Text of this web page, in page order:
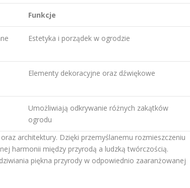
Funkcje
Estetyka i porządek w ogrodzie
Elementy dekoracyjne oraz dźwiękowe
Umożliwiają odkrywanie różnych zakątków
ogrodu
architektury. Dzięki przemyślanemu rozmieszczeniu
harmonii między przyrodą a ludzką twórczością.
piękna przyrody w odpowiednio zaaranżowanej